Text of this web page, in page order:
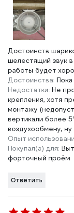
Достоинств
шелестящий звук
работы будет
Достоинства:
Недостатки: Не
крепления, хотя
монтажу
вертикали более
воздухообмену,
Опыт
Покупал(а) для:
форточный проём
Ответить